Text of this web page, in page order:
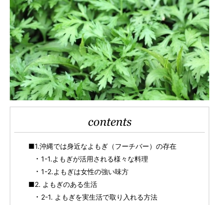
contents
■1.沖縄では身近なよもぎ（フーチバー）の存在
1-1.よもぎが活用される様々な料理
1-2.よもぎは女性の強い味方
■2. よもぎのある生活
2-1. よもぎを実生活で取り入れる方法